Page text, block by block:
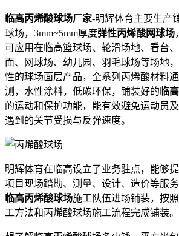
临高丙烯酸球场厂家-明辉体育主要生产
球场，3mm~5mm厚度弹性丙烯酸网球场
可应用在临高篮球场、轮滑场地、看台
面、网球场、幼儿园、羽毛球场等场地
性的球场面层产品，全系列丙烯酸材料
测，水性涂料，低碳环保，铺装好的 临
的运动和保护功能，能有效避免运动员
遇到的关节受损与反弹速度。
明辉体育在临高设立了业务驻点，能够
项目现场踏勘、测量、设计、造价等服
临高丙烯酸球场施工队伍进场铺装，按
工方法和丙烯酸球场施工流程完成铺装。